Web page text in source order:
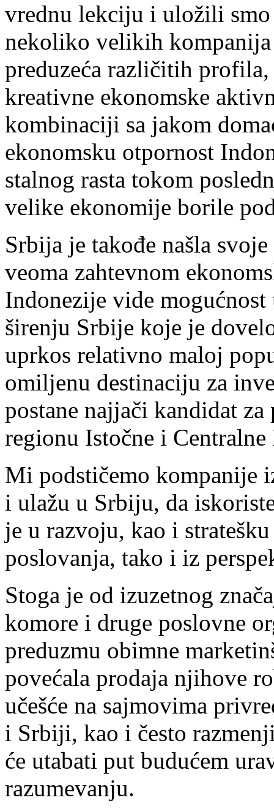
vrednu lekciju i uložili smo
nekoliko velikih
preduzeća različitih profila,
kreativne ekonomske
kombinaciji sa jakom
ekonomsku otpornost
stalnog rasta tokom
velike ekonomije borile
Srbija je takođe našla
veoma zahtevnom
Indonezije vide
širenju Srbije koje je
uprkos relativno maloj
omiljenu destinaciju za
postane najjači kandidat
regionu Istočne i Centralne
Mi podstičemo kompanije
i ulažu u Srbiju, da
je u razvoju, kao i
poslovanja, tako i iz
Stoga je od izuzetnog
komore i druge poslovne
preduzmu obimne
povećala prodaja njihove
učešće na sajmovima
i Srbiji, kao i često
će utabati put budućem
razumevanju.